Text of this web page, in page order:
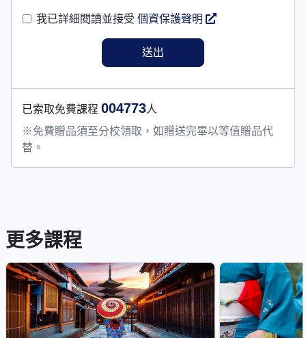
我已詳細閱讀並接受 個資保護聲明
已索取免費課程 004773人
※免費贈品須至分校領取，如贈送完畢以等值贈品代
替。
更多課程